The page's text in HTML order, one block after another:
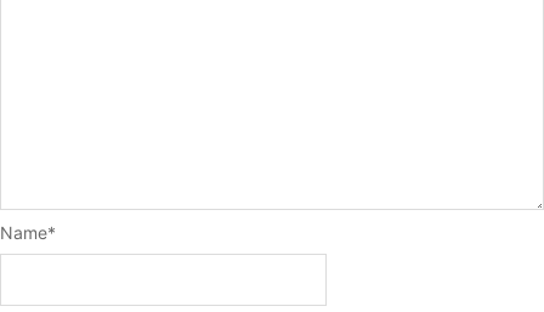
Name*